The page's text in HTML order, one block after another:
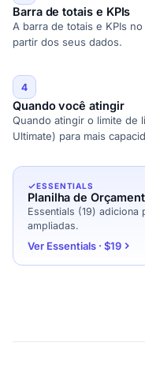
Barra de totais e KPIs
A barra de totais e KPIs
partir dos seus dados.
4
Quando você atingir
Quando atingir o limite de
Ultimate) para mais
ESSENTIALS
Planilha de
Essentials (19)
ampliadas.
Ver Essentials · $19